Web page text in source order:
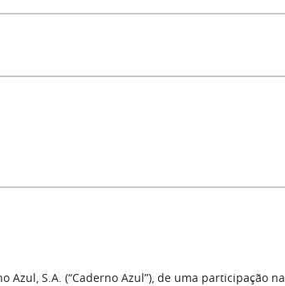
S.A. (“Caderno Azul”), de uma participação na